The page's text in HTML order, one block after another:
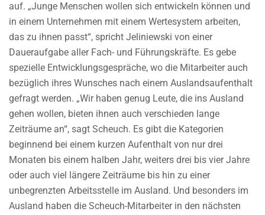
auf. „Junge Menschen wollen sich entwickeln können und
in einem Unternehmen mit einem Wertesystem arbeiten,
das zu ihnen passt“, spricht Jeliniewski von einer
Daueraufgabe aller Fach- und Führungskräfte. Es gebe
spezielle Entwicklungsgespräche, wo die Mitarbeiter auch
bezüglich ihres Wunsches nach einem Auslandsaufenthalt
gefragt werden. „Wir haben genug Leute, die ins Ausland
gehen wollen, bieten ihnen auch verschieden lange
Zeiträume an“, sagt Scheuch. Es gibt die Kategorien
beginnend bei einem kurzen Aufenthalt von nur drei
Monaten bis einem halben Jahr, weiters drei bis vier Jahre
oder auch viel längere Zeiträume bis hin zu einer
unbegrenzten Arbeitsstelle im Ausland. Und besonders im
Ausland haben die Scheuch-Mitarbeiter in den nächsten